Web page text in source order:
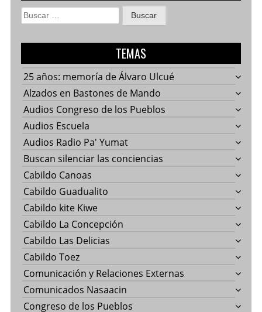
Buscar:
TEMAS
25 años: memoría de Álvaro Ulcué
Alzados en Bastones de Mando
Audios Congreso de los Pueblos
Audios Escuela
Audios Radio Pa' Yumat
Buscan silenciar las conciencias
Cabildo Canoas
Cabildo Guadualito
Cabildo kite Kiwe
Cabildo La Concepción
Cabildo Las Delicias
Cabildo Toez
Comunicación y Relaciones Externas
Comunicados Nasaacin
Congreso de los Pueblos